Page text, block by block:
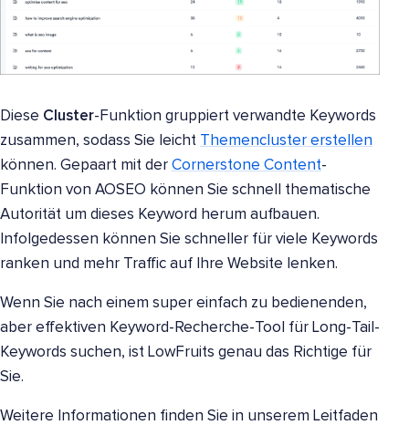
Diese Cluster-Funktion gruppiert verwandte Keywords
zusammen, sodass Sie leicht Themencluster erstellen
können. Gepaart mit der Cornerstone Content-
Funktion von AOSEO können Sie schnell thematische
Autorität um dieses Keyword herum aufbauen.
Infolgedessen können Sie schneller für viele Keywords
ranken und mehr Traffic auf Ihre Website lenken.
Wenn Sie nach einem super einfach zu bedienenden,
aber effektiven Keyword-Recherche-Tool für Long-Tail-
Keywords suchen, ist LowFruits genau das Richtige für
Sie.
Weitere Informationen finden Sie in unserem Leitfaden